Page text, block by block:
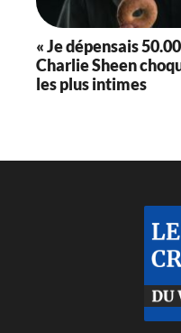
« Je dépensais
Charlie Sheen
les plus intimes